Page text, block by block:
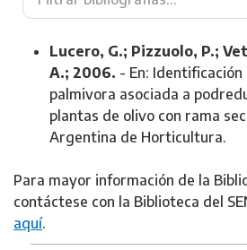
Lucero, G.; Pizzuolo, P.;
A.; 2006. - En:
palmivora asociada a
plantas de olivo con rama
Argentina de Horticultura.
Para mayor información de la
contáctese con la Biblioteca del
aquí.